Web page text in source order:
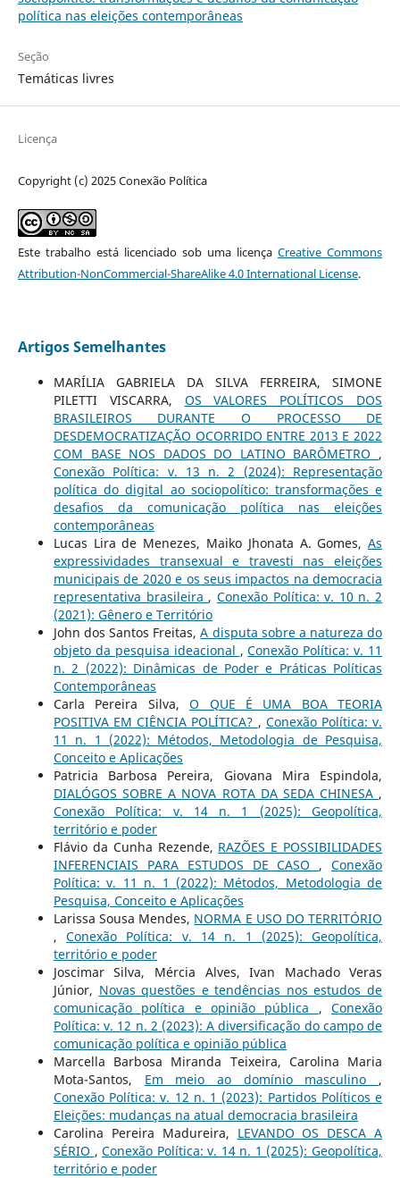
política nas eleições contemporâneas
Seção
Temáticas livres
Licença
Copyright (c) 2025 Conexão Política
Este trabalho está licenciado sob uma licençaCreative Commons
Attribution-NonCommercial-ShareAlike 4.0 International License.
Artigos Semelhantes
MARÍLIA GABRIELA DA SILVA FERREIRA, SIMONE
PILETTI VISCARRA, OS VALORES POLÍTICOS DOS
BRASILEIROS DURANTE O PROCESSO DE
DESDEMOCRATIZAÇÃO OCORRIDO ENTRE 2013 E 2022
COM BASE NOS DADOS DO LATINO BARÔMETRO ,
Conexão Política: v. 13 n. 2 (2024): Representação
política do digital ao sociopolítico: transformações e
desafios da comunicação política nas eleições
contemporâneas
Lucas Lira de Menezes, Maiko Jhonata A. Gomes,As
expressividades transexual e travesti nas eleições
municipais de 2020 e os seus impactos na democracia
representativa brasileira , Conexão Política: v. 10 n. 2
(2021): Gênero e Território
John dos Santos Freitas,A disputa sobre a natureza do
objeto da pesquisa ideacional ,Conexão Política: v. 11
n. 2 (2022): Dinâmicas de Poder e Práticas Políticas
Contemporâneas
Carla Pereira Silva,O QUE É UMA BOA TEORIA
POSITIVA EM CIÊNCIA POLÍTICA? , Conexão Política: v.
11 n. 1 (2022): Métodos, Metodologia de Pesquisa,
Conceito e Aplicações
Patricia Barbosa Pereira, Giovana Mira Espindola,
DIALÓGOS SOBRE A NOVA ROTA DA SEDA CHINESA ,
Conexão Política: v. 14 n. 1 (2025): Geopolítica,
território e poder
Flávio da Cunha Rezende, RAZÕES E POSSIBILIDADES
INFERENCIAIS PARA ESTUDOS DE CASO ,Conexão
Política: v. 11 n. 1 (2022): Métodos, Metodologia de
Pesquisa, Conceito e Aplicações
Larissa Sousa Mendes, NORMA E USO DO TERRITÓRIO
,Conexão Política: v. 14 n. 1 (2025): Geopolítica,
território e poder
Joscimar Silva, Mércia Alves, Ivan Machado Veras
Júnior, Novas questões e tendências nos estudos de
comunicação política e opinião pública ,Conexão
Política: v. 12 n. 2 (2023): A diversificação do campo de
comunicação política e opinião pública
Marcella Barbosa Miranda Teixeira, Carolina Maria
Mota-Santos, Em meio ao domínio masculino ,
Conexão Política: v. 12 n. 1 (2023): Partidos Políticos e
Eleições: mudanças na atual democracia brasileira
Carolina Pereira Madureira, LEVANDO OS DESCA A
SÉRIO ,Conexão Política: v. 14 n. 1 (2025): Geopolítica,
território e poder